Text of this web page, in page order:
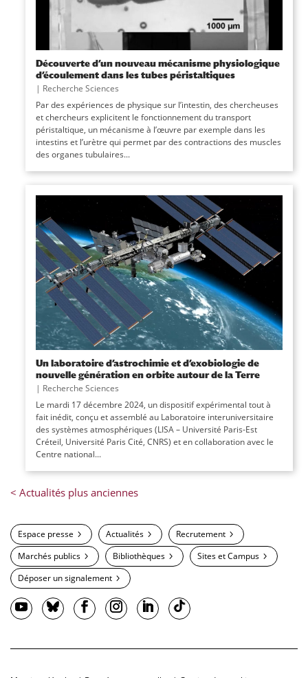
Découverte d’un nouveau mécanisme physiologique
d’écoulement dans les tubes péristaltiques
| Recherche Sciences
Par des expériences de physique sur l’intestin, des chercheuses
et chercheurs explicitent le fonctionnement du transport
péristaltique, un mécanisme à l’œuvre par exemple dans les
intestins et l’urètre qui permet par des contractions des muscles
des organes tubulaires...
Un laboratoire d’astrochimie et d’exobiologie de
nouvelle génération en orbite autour de la Terre
| Recherche Sciences
Le mardi 17 décembre 2024, un dispositif expérimental tout à
fait inédit, conçu et assemblé au Laboratoire interuniversitaire
des systèmes atmosphériques (LISA – Université Paris-Est
Créteil, Université Paris Cité, CNRS) et en collaboration avec le
Centre national...
Espace presse Actualités
Recrutement
Marchés publics
Bibliothèques
Sites et Campus
Déposer un signalement